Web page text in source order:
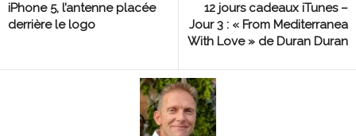
iPhone 5, l’antenne placée
derrière le logo
12 jours cadeaux iTunes –
Jour 3 : « From Mediterranea
With Love » de Duran Duran